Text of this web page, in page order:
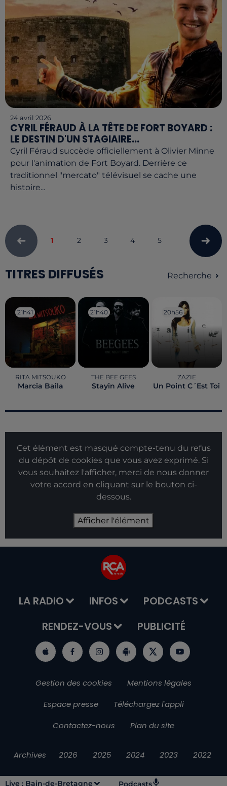
Live : Bain-de-Bretagne Podcasts
24 avril 2026
CYRIL FÉRAUD À LA TÊTE DE FORT BOYARD :
LE DESTIN D'UN STAGIAIRE...
Cyril Féraud succède officiellement à Olivier Minne
pour l'animation de Fort Boyard. Derrière ce
traditionnel "mercato" télévisuel se cache une
histoire...
1 2 3 4 5
TITRES DIFFUSÉS Recherche
21h41
21h41
RITA MITSOUKO
Marcia Baila
21h40
21h40
THE BEE GEES
Stayin Alive
20h56
20h56
ZAZIE
Un Point C´est Toi
Cet élément est masqué compte-tenu du refus
du dépôt de cookies que vous avez exprimé. Si
vous souhaitez l'afficher, merci de nous donner
votre accord en cliquant sur le bouton ci-
dessous.
Afficher l'élément
LA RADIO INFOS
PODCASTS
RENDEZ-VOUS
PUBLICITÉ
Gestion des cookies
Mentions légales
Espace presse
Téléchargez l'appli
Contactez-nous
Plan du site
Archives 2026 2025 2024 2023 2022